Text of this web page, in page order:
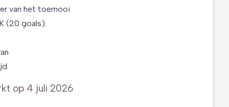
van het toernooi
(20 goals).
op 4 juli 2026